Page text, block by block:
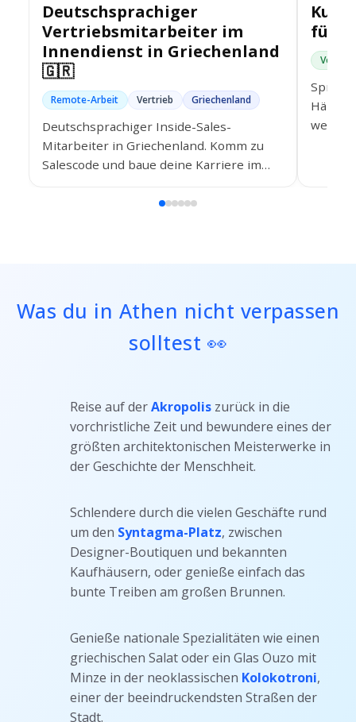
Deutschsprachiger
Vertriebsmitarbeiter im
Innendienst in Griechenland
🇬🇷
Remote-Arbeit Vertrieb Griechenland
Deutschsprachiger Inside-Sales-
Mitarbeiter in Griechenland. Komm zu
Salescode und baue deine Karriere im
oder Remote-Position aus.
für
Vor Ort
werde
Was du in Athen nicht verpassen
solltest 👀
Reise auf derAkropolis zurück in die
vorchristliche Zeit und bewundere eines der
größten architektonischen Meisterwerke in
der Geschichte der Menschheit.
Schlendere durch die vielen Geschäfte rund
um den Syntagma-Platz, zwischen
Designer-Boutiquen und bekannten
Kaufhäusern, oder genieße einfach das
bunte Treiben am großen Brunnen.
Genieße nationale Spezialitäten wie einen
griechischen Salat oder ein Glas Ouzo mit
Minze in der neoklassischen Kolokotroni,
einer der beeindruckendsten Straßen der
Stadt.